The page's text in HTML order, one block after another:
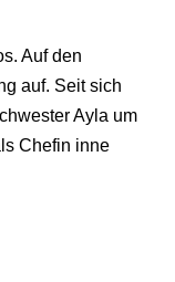
Auf den
auf. Seit sich
Ayla um
Chefin inne